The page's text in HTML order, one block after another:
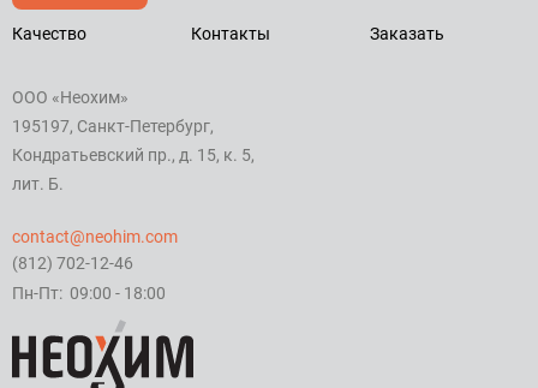
Качество Контакты Заказать
ООО «Неохим»
195197, Санкт-Петербург,
Кондратьевский пр., д. 15, к. 5,
лит. Б.
contact@neohim.com
(812) 702-12-46
Пн-Пт: 09:00 - 18:00